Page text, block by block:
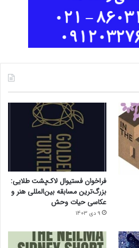
فراخوان فستیوال لاک‌پشت طلایی:
بزرگ‌ترین مسابقه بین‌المللی هنر و
عکاسی حیات وحش
9 دی 1403